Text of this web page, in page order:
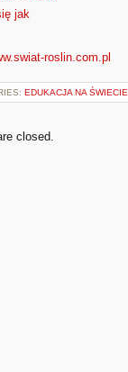
jak
roslin.com.pl
EDUKACJA NA ŚWIECIE
closed.